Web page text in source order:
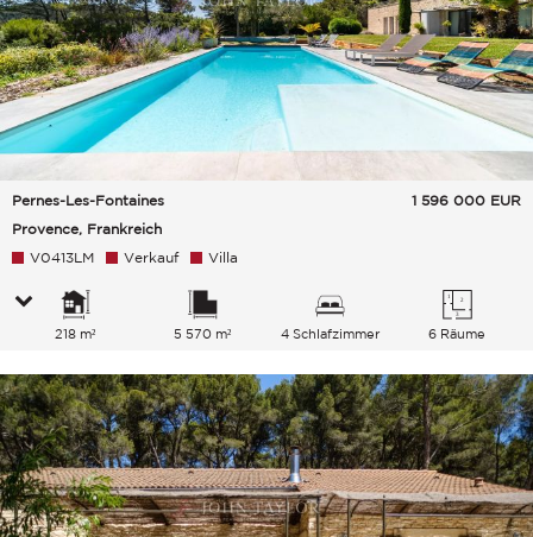
Pernes-Les-Fontaines
Provence, Frankreich
1 596 000 EUR
V0413LM Verkauf Villa
218 m² 5 570 m² 4 Schlafzimmer 6 Räume